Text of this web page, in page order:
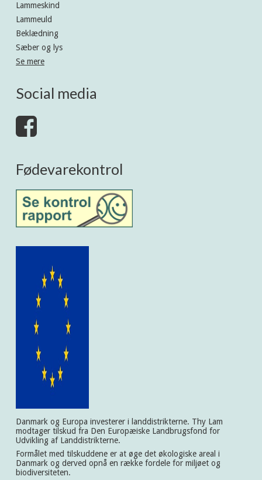
Lammeskind
Lammeuld
Beklædning
Sæber og lys
Se mere
Social media
Fødevarekontrol
Danmark og Europa investerer i landdistrikterne. Thy Lam
modtager tilskud fra Den Europæiske Landbrugsfond for
Udvikling af Landdistrikterne.
Formålet med tilskuddene er at øge det økologiske areal i
Danmark og derved opnå en række fordele for miljøet og
biodiversiteten.